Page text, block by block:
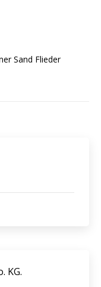
Sand Flieder
KG.